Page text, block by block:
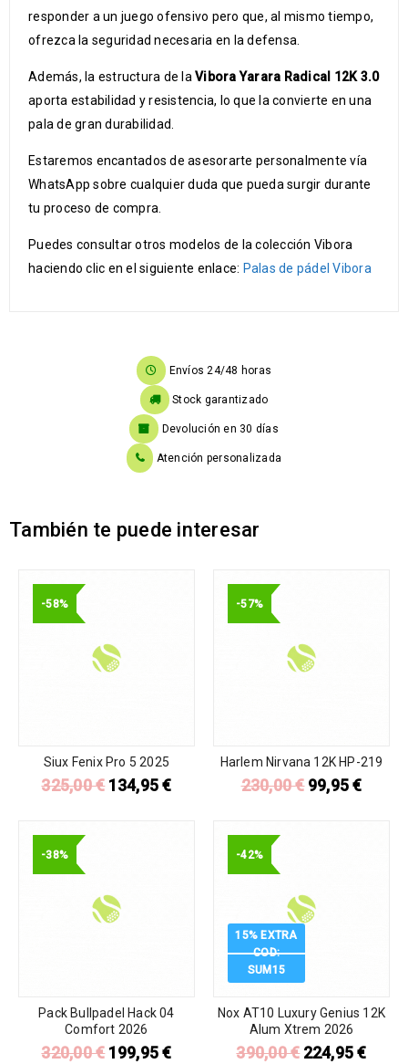
responder a un juego ofensivo pero que, al mismo tiempo,
ofrezca la seguridad necesaria en la defensa.
Además, la estructura de la Vibora Yarara Radical 12K 3.0
aporta estabilidad y resistencia, lo que la convierte en una
pala de gran durabilidad.
Estaremos encantados de asesorarte personalmente vía
WhatsApp sobre cualquier duda que pueda surgir durante
tu proceso de compra.
Puedes consultar otros modelos de la colección Vibora
haciendo clic en el siguiente enlace: Palas de pádel Vibora
Envíos 24/48 horas
Stock garantizado
Devolución en 30 días
Atención personalizada
También te puede interesar
-58%
Siux Fenix Pro 5 2025
325,00€ 134,95€
-57%
Harlem Nirvana 12K HP-219
230,00€ 99,95€
-38%
Pack Bullpadel Hack 04
Comfort 2026
320,00€ 199,95€
-42%
15% EXTRA
COD:
SUM15
Nox AT10 Luxury Genius 12K
Alum Xtrem 2026
390,00€ 224,95€